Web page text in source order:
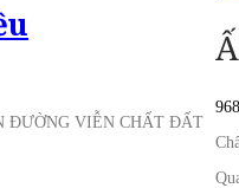
ĐƯỜNG VIỄN CHẤT ĐẤT